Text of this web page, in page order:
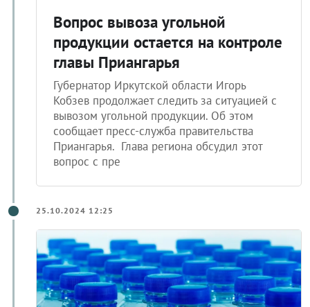
Вопрос вывоза угольной
продукции остается на контроле
главы Приангарья
Губернатор Иркутской области Игорь
Кобзев продолжает следить за ситуацией с
вывозом угольной продукции. Об этом
сообщает пресс-служба правительства
Приангарья. Глава региона обсудил этот
вопрос с пре
25.10.2024 12:25